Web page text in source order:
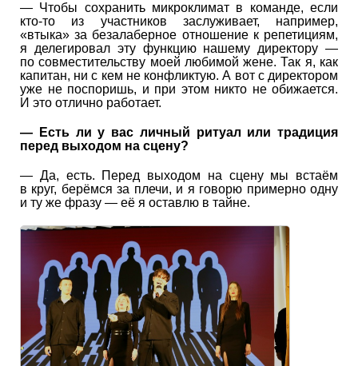
— Чтобы сохранить микроклимат в команде, если
кто-то из участников заслуживает, например,
«втыка» за безалаберное отношение к репетициям,
я делегировал эту функцию нашему директору —
по совместительству моей любимой жене. Так я, как
капитан, ни с кем не конфликтую. А вот с директором
уже не поспоришь, и при этом никто не обижается.
И это отлично работает.
— Есть ли у вас личный ритуал или традиция
перед выходом на сцену?
— Да, есть. Перед выходом на сцену мы встаём
в круг, берёмся за плечи, и я говорю примерно одну
и ту же фразу — её я оставлю в тайне.